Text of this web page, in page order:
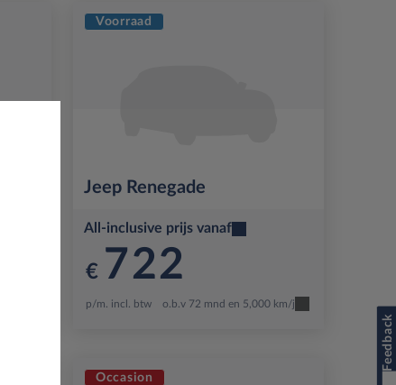
Voorraad
Jeep Renegade
All-inclusive prijs vanaf
€ 722
p/m. incl. btw o.b.v 72 mnd en 5,000 km/j
Occasion
Feedback